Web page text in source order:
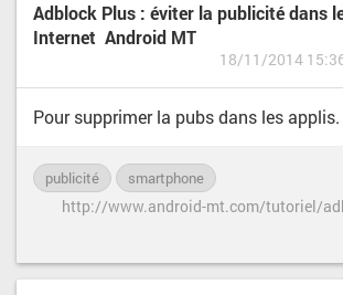
Adblock Plus : éviter la publicité dans
Internet Android MT
18/11/2014
Pour supprimer la pubs dans les applis.
publicité smartphone
http://www.android-mt.com/tutoriel/